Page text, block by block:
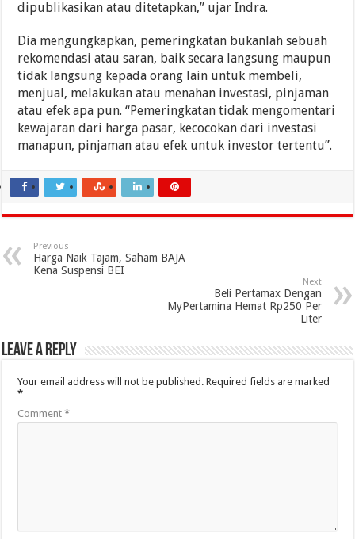
dipublikasikan atau ditetapkan,” ujar Indra.
Dia mengungkapkan, pemeringkatan bukanlah sebuah
rekomendasi atau saran, baik secara langsung maupun
tidak langsung kepada orang lain untuk membeli,
menjual, melakukan atau menahan investasi, pinjaman
atau efek apa pun. “Pemeringkatan tidak mengomentari
kewajaran dari harga pasar, kecocokan dari investasi
manapun, pinjaman atau efek untuk investor tertentu”.
Previous
Harga Naik Tajam, Saham BAJA
Kena Suspensi BEI
Next
Beli Pertamax Dengan
MyPertamina Hemat Rp250 Per
Liter
Leave a Reply
Your email address will not be published. Required fields are marked
*
Comment*